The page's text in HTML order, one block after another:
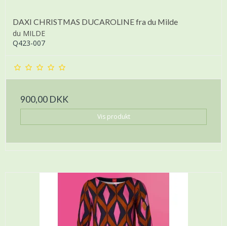
DAXI CHRISTMAS DUCAROLINE fra du Milde
du MILDE
Q423-007
900,00 DKK
Vis produkt